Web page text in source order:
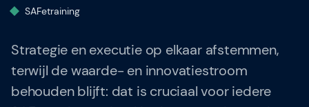
Trainers & Coaches
Knowledge Hub
Gladwell Academy
SAFetraining
Strategie en executie op elkaar afstemmen,
terwijl de waarde- en innovatiestroom
behouden blijft: dat is cruciaal voor iedere